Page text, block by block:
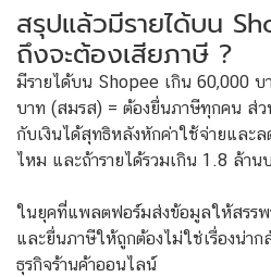
สรุปแล้วมีรายได้บน
ถึงจะต้องเสียภาษี ?
มีรายได้บน Shopee เกิน 60,000
บาท (สมรส) = ต้องยื่นภาษีทุกคน ส่ว
กับเงินได้สุทธิหลังหักค่าใช้จ่ายและ
ไหม และถ้ารายได้รวมเกิน 1.8 ล้า
ในยุคที่แพลตฟอร์มส่งข้อมูลให้สรร
และยื่นภาษีให้ถูกต้องไม่ใช่เรื่องน่า
ธุรกิจร้านค้าออนไลน์